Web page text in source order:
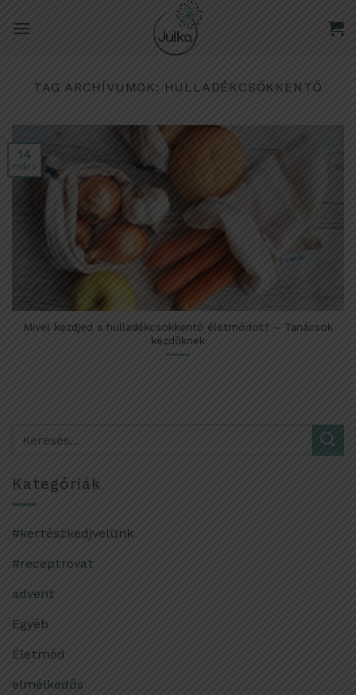
TAG ARCHÍVUMOK: HULLADÉKCSÖKKENTŐ
Mivel kezdjed a hulladékcsökkentő életmódot? – Tanácsok
kezdőknek
14
márc
Kategóriák
#kertészkedjvelünk
#receptrovat
advent
Egyéb
Életmód
elmélkedős